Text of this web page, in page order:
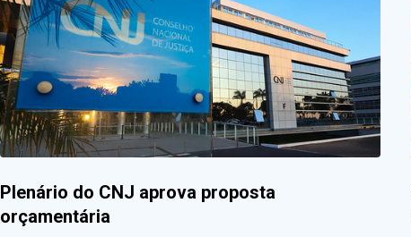
Plenário do CNJ aprova proposta
orçamentária